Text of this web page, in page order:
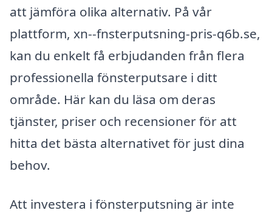
att jämföra olika alternativ. På vår
plattform, xn--fnsterputsning-pris-q6b.se,
kan du enkelt få erbjudanden från flera
professionella fönsterputsare i ditt
område. Här kan du läsa om deras
tjänster, priser och recensioner för att
hitta det bästa alternativet för just dina
behov.
Att investera i fönsterputsning är inte